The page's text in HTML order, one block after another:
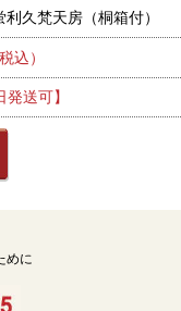
久梵天房（桐箱付）
込）
送可】
めに